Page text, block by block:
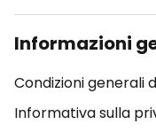
Informazioni
Condizioni generali
Informativa sulla